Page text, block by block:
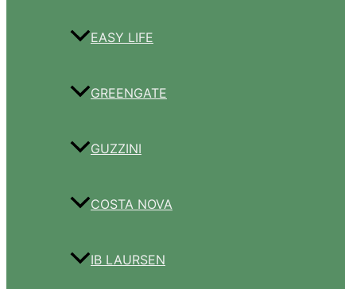
EASY LIFE
GREENGATE
GUZZINI
COSTA NOVA
IB LAURSEN